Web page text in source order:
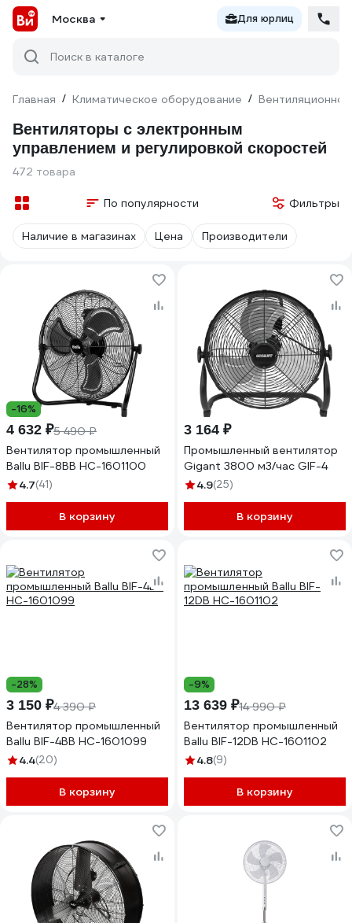
Москва Для юрлиц
Поиск в каталоге
Главная / Климатическое оборудование /
Вентиляторы с электронным
управлением и регулировкой скоростей
472 товара
По популярности Фильтры
Наличие в магазинах Цена Производители
-16%
4 632 ₽5 490 ₽
Вентилятор промышленный
Ballu BIF-8BB НС-1601100
4.7(41)
В корзину
3 164 ₽
Промышленный вентилятор
Gigant 3800 м3/час GIF-4
4.9(25)
В корзину
-28%
3 150 ₽4 390 ₽
Вентилятор промышленный
Ballu BIF-4BB НС-1601099
4.4(20)
В корзину
-9%
13 639 ₽14 990 ₽
Вентилятор промышленный
Ballu BIF-12DB НС-1601102
4.8(9)
В корзину